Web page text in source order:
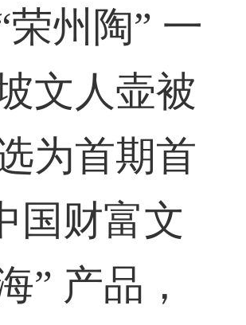
荣州陶” 一
文人壶被
为首期首
国财富文
” 产品，